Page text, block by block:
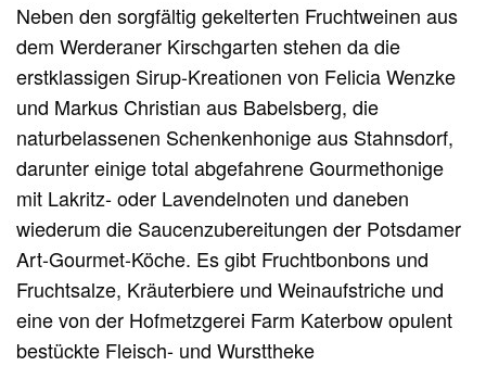
Neben den sorgfältig gekelterten Fruchtweinen aus
dem Werderaner Kirschgarten stehen da die
erstklassigen Sirup-Kreationen von Felicia Wenzke
und Markus Christian aus Babelsberg, die
naturbelassenen Schenkenhonige aus Stahnsdorf,
darunter einige total abgefahrene Gourmethonige
mit Lakritz- oder Lavendelnoten und daneben
wiederum die Saucenzubereitungen der Potsdamer
Art-Gourmet-Köche. Es gibt Fruchtbonbons und
Fruchtsalze, Kräuterbiere und Weinaufstriche und
eine von der Hofmetzgerei Farm Katerbow opulent
bestückte Fleisch- und Wursttheke